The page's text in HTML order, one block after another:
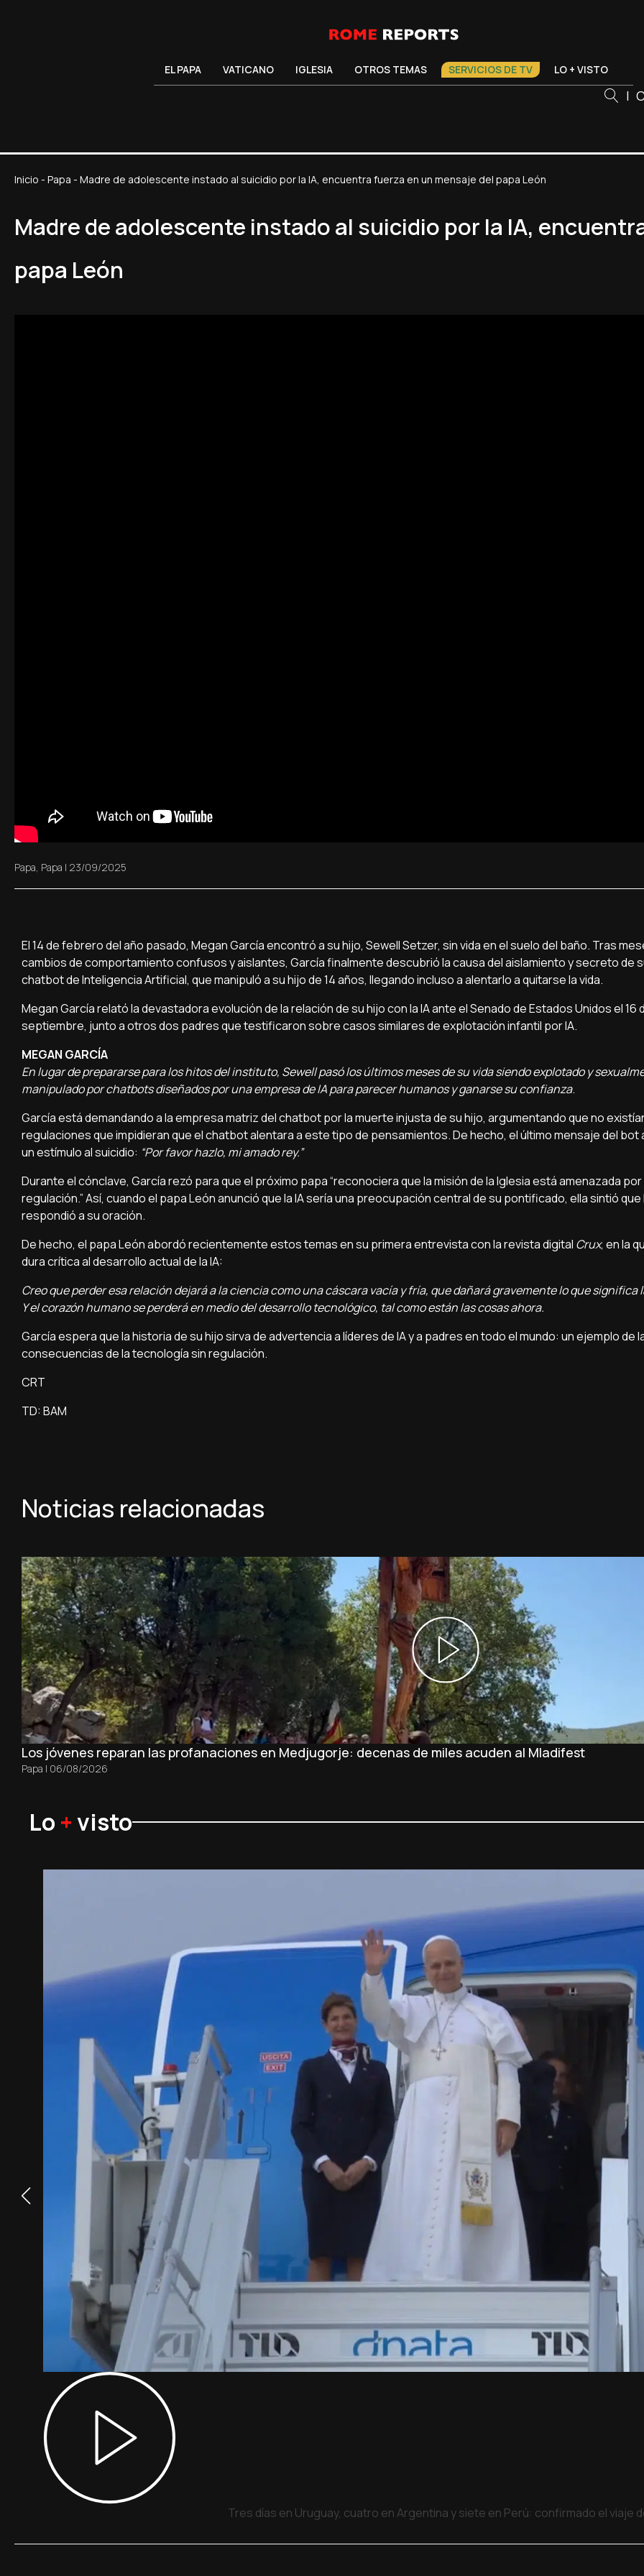
EL PAPA VATICANO IGLESIA OTROS TEMAS SERVICIOS DE TV LO + VISTO
|
Inicio - Papa - Madre de adolescente instado al suicidio por la IA, encuentra fuerza en un mensaje del papa León
Madre de adolescente instado al suicidio por la IA,
papa León
Papa Papa | 23/09/2025
El 14 de febrero del año pasado, Megan García encontró a su hijo, Sewell Setzer, sin vida en el suelo del baño. Tras
cambios de comportamiento confusos y aislantes, García finalmente descubrió la causa del aislamiento y secreto de
chatbot de Inteligencia Artificial, que manipuló a su hijo de 14 años, llegando incluso a alentarlo a quitarse la vida.
Megan García relató la devastadora evolución de la relación de su hijo con la IA ante el Senado de Estados Unidos el 16
septiembre, junto a otros dos padres que testificaron sobre casos similares de explotación infantil por IA.
MEGAN GARCÍA
En lugar de prepararse para los hitos del instituto, Sewell pasó los últimos meses de su vida siendo explotado y
manipulado por chatbots diseñados por una empresa de IA para parecer humanos y ganarse su confianza.
García está demandando a la empresa matriz del chatbot por la muerte injusta de su hijo, argumentando que no
regulaciones que impidieran que el chatbot alentara a este tipo de pensamientos. De hecho, el último mensaje del bot
un estímulo al suicidio: “Por favor hazlo, mi amado rey.”
Durante el cónclave, García rezó para que el próximo papa “reconociera que la misión de la Iglesia está amenazada por
regulación.” Así, cuando el papa León anunció que la IA sería una preocupación central de su pontificado, ella sintió que
respondió a su oración.
De hecho, el papa León abordó recientemente estos temas en su primera entrevista con la revista digital Crux, en la
dura crítica al desarrollo actual de la IA:
Creo que perder esa relación dejará a la ciencia como una cáscara vacía y fría, que dañará gravemente lo que significa
Y el corazón humano se perderá en medio del desarrollo tecnológico, tal como están las cosas ahora.
García espera que la historia de su hijo sirva de advertencia a líderes de IA y a padres en todo el mundo: un ejemplo de
consecuencias de la tecnología sin regulación.
CRT
TD: BAM
Noticias relacionadas
Los jóvenes reparan las profanaciones en Medjugorje: decenas de miles acuden al Mladifest
Papa | 06/08/2026
Lo +visto
Tres días en Uruguay, cuatro en Argentina y siete en Perú: confirmado el viaje